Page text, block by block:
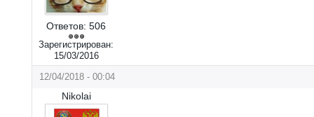
Ответов: 506
Зарегистрирован:
15/03/2016
12/04/2018 - 00:04
Nikolai